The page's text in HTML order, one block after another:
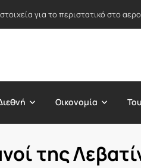
για το περιστατικό στο
Οικονομία
της